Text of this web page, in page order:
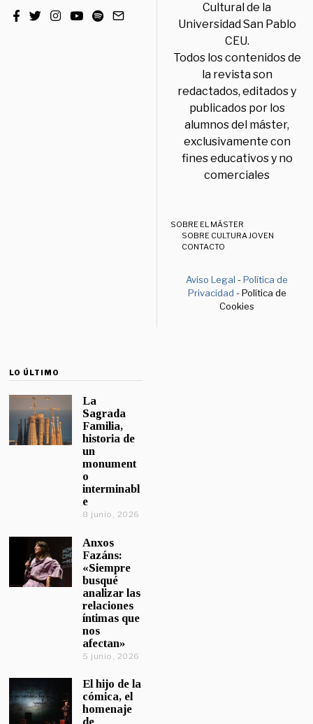
Cultural de la
Universidad San Pablo
CEU.
Todos los contenidos de
la revista son
redactados, editados y
publicados por los
alumnos del máster,
exclusivamente con
fines educativos y no
comerciales
SOBRE EL MÁSTER
SOBRE CULTURA JOVEN
CONTACTO
Aviso Legal -Política de
Privacidad - Política de
Cookies
LO ÚLTIMO
La
Sagrada
Familia,
historia de
un
monument
o
interminabl
e
8 junio, 2026
Anxos
Fazáns:
«Siempre
busqué
analizar las
relaciones
íntimas que
nos
afectan»
5 junio, 2026
El hijo de la
cómica, el
homenaje